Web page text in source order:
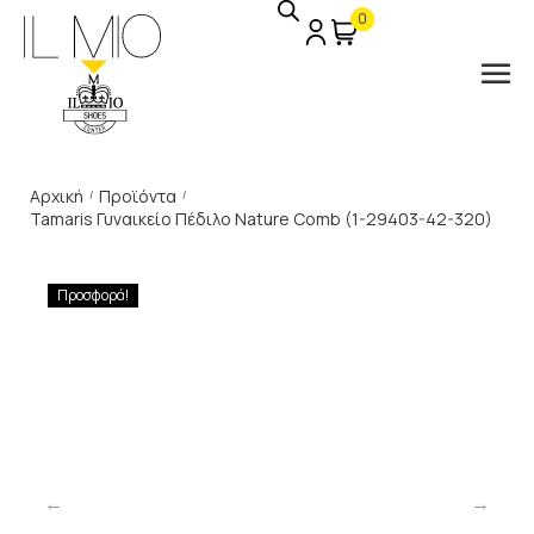
0
Αρχική / Προϊόντα /
Tamaris Γυναικείο Πέδιλο Nature Comb (1-29403-42-320)
Προσφορά!